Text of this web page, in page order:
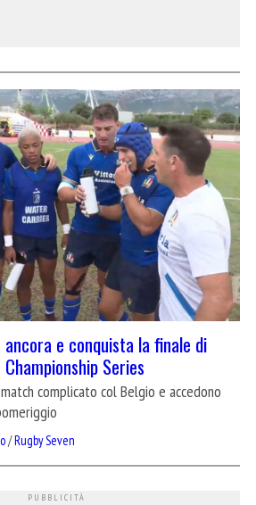
ancora e conquista la finale di
Series
complicato col Belgio e accedono
/Rugby Seven